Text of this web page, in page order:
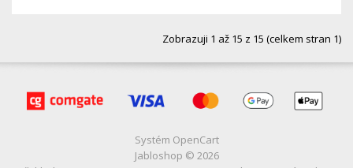
Zobrazuji 1 až 15 z 15 (celkem stran 1)
Systém OpenCart
Jabloshop © 2026